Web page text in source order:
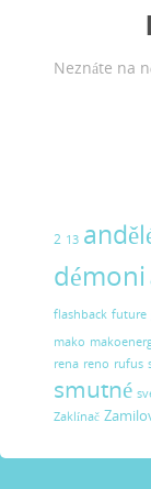
Neznáte na
2 13
démoni
flashback future
mako
rena reno rufus
smutné
Zaklínač